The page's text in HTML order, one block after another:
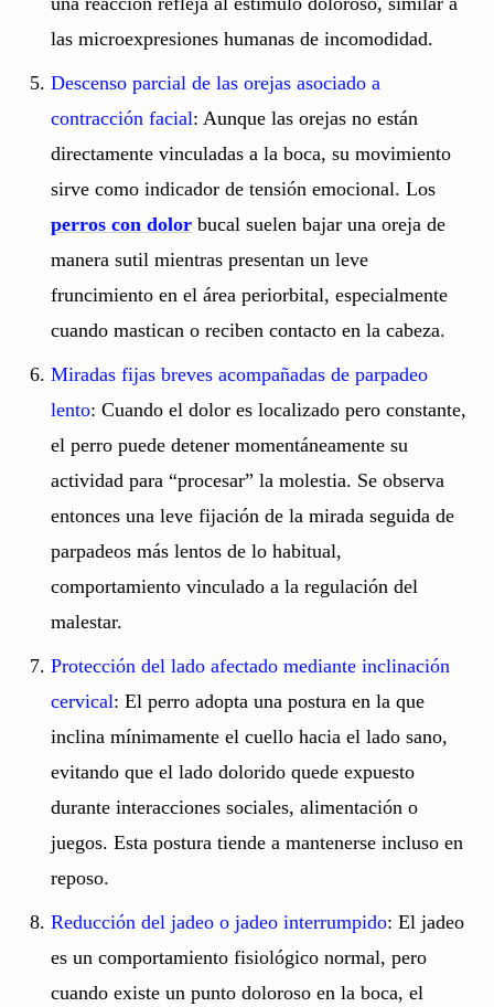
las microexpresiones humanas de incomodidad.
Descenso parcial de las orejas asociado a
contracción facial: Aunque las orejas no están
directamente vinculadas a la boca, su movimiento
sirve como indicador de tensión emocional. Los
perros con dolor bucal suelen bajar una oreja de
manera sutil mientras presentan un leve
fruncimiento en el área periorbital, especialmente
cuando mastican o reciben contacto en la cabeza.
Miradas fijas breves acompañadas de parpadeo
lento: Cuando el dolor es localizado pero constante,
el perro puede detener momentáneamente su
actividad para “procesar” la molestia. Se observa
entonces una leve fijación de la mirada seguida de
parpadeos más lentos de lo habitual,
comportamiento vinculado a la regulación del
malestar.
Protección del lado afectado mediante inclinación
cervical: El perro adopta una postura en la que
inclina mínimamente el cuello hacia el lado sano,
evitando que el lado dolorido quede expuesto
durante interacciones sociales, alimentación o
juegos. Esta postura tiende a mantenerse incluso en
reposo.
Reducción del jadeo o jadeo interrumpido: El jadeo
es un comportamiento fisiológico normal, pero
cuando existe un punto doloroso en la boca, el